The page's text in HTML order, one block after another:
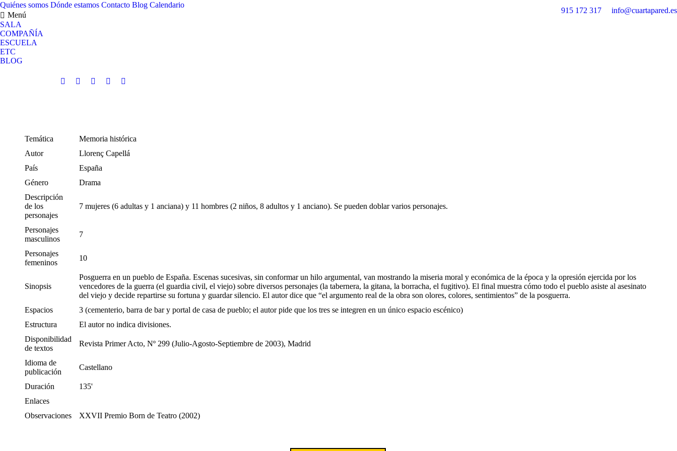
Quiénes somos Dónde estamos Contacto Blog Calendario
Menú
915 172 317
info@cuartapared.es
SALA
COMPAÑÍA
ESCUELA
ETC
BLOG
Facebook
ventana
nueva
X
una
ventana
nueva
Flickr
una
ventana
nueva
YouTube
una
ventana
Instagram
una
ventana
Temática
Memoria histórica
Autor
Llorenç Capellá
País
España
Género
Drama
Descripción
de los
personajes
7 mujeres (6 adultas y 1 anciana) y 11 hombres (2 niños, 8 adultos y 1 anciano). Se pueden doblar varios personajes.
Personajes
masculinos
7
Personajes
femeninos
10
Sinopsis
Posguerra en un pueblo de España. Escenas sucesivas, sin conformar un hilo argumental, van mostrando la miseria moral y económica de la época y la opresión ejercida por los
vencedores de la guerra (el guardia civil, el viejo) sobre diversos personajes (la tabernera, la gitana, la borracha, el fugitivo). El final muestra cómo todo el pueblo asiste al asesinato
del viejo y decide repartirse su fortuna y guardar silencio. El autor dice que “el argumento real de la obra son olores, colores, sentimientos” de la posguerra.
Espacios
3 (cementerio, barra de bar y portal de casa de pueblo; el autor pide que los tres se integren en un único espacio escénico)
Estructura
El autor no indica divisiones.
Disponibilidad
de textos
Revista Primer Acto, Nº 299 (Julio-Agosto-Septiembre de 2003), Madrid
Idioma de
publicación
Castellano
Duración
135'
Enlaces
Observaciones
XXVII Premio Born de Teatro (2002)